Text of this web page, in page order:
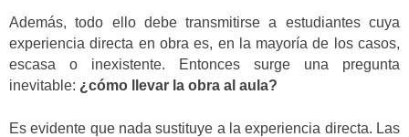
Además, todo ello debe transmitirse a estudiantes cuya
experiencia directa en obra es, en la mayoría de los casos,
escasa o inexistente. Entonces surge una pregunta
inevitable: ¿cómo llevar la obra al aula?
Es evidente que nada sustituye a la experiencia directa. Las